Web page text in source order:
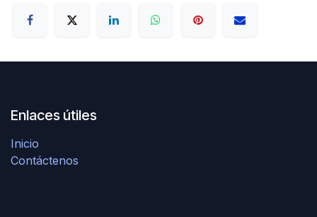
Enlaces útiles
Inicio
Contáctenos